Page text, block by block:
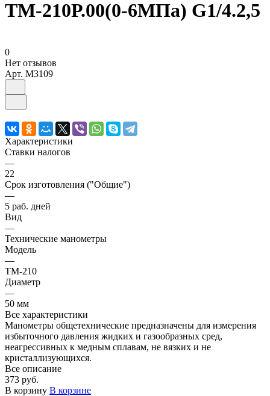
ТМ-210Р.00(0-6МПа) G1/4.2,5
0
Нет отзывов
Арт. M3109
Характеристики
Ставки налогов
—
22
Срок изготовления ("Общие")
—
5 раб. дней
Вид
—
Технические манометры
Модель
—
ТМ-210
Диаметр
—
50 мм
Все характеристики
Манометры общетехнические предназначены для измерения
избыточного давления жидких и газообразных сред,
неагрессивных к медным сплавам, не вязких и не
кристаллизующихся.
Все описание
373 руб.
В корзину В корзине